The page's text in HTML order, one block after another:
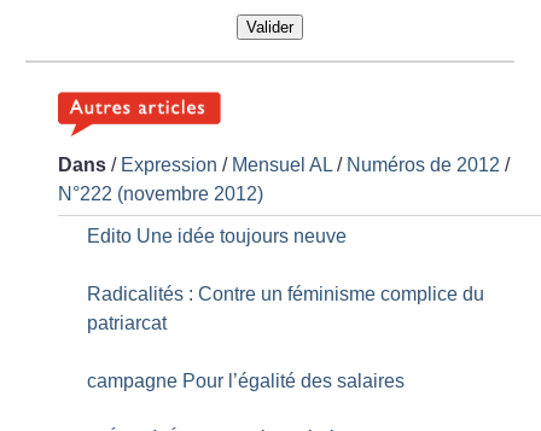
Valider
Dans / Expression / Mensuel AL / Numéros de 2012 /
N°222 (novembre 2012)
Edito Une idée toujours neuve
Radicalités : Contre un féminisme complice du
patriarcat
campagne Pour l’égalité des salaires